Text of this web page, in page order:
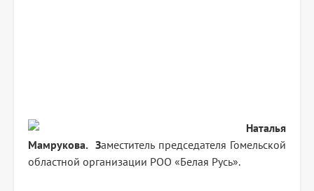
Наталья
Мамрукова. Заместитель председателя Гомельской
областной организации РОО «Белая Русь».